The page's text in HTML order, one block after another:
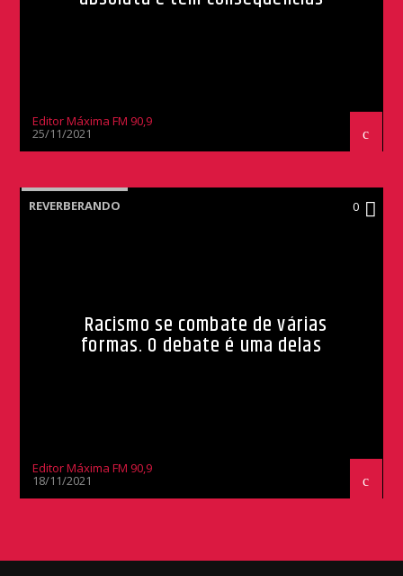
Editor Máxima FM 90,9
25/11/2021
REVERBERANDO 0
Racismo se combate de várias
formas. O debate é uma delas
Editor Máxima FM 90,9
18/11/2021